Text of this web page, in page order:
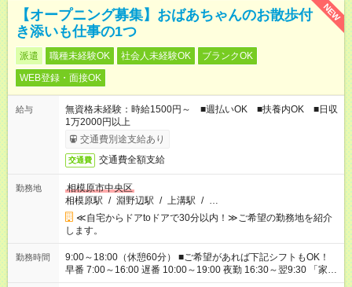
NEW
【オープニング募集】おばあちゃんのお散歩付
き添いも仕事の1つ
派遣 職種未経験OK 社会人未経験OK
ブランクOK
WEB登録・面接OK
給与
無資格未経験：時給1500円～ ■週払いOK ■扶養内OK ■日収
1万2000円以上
交通費別途支給あり
交通費 交通費全額支給
勤務地
相模原市中央区
相模原駅 / 淵野辺駅 / 上溝駅 / …
≪自宅からドアtoドアで30分以内！≫ご希望の勤務地を紹介
します。
勤務時間
9:00～18:00（休憩60分） ■ご希望があれば下記シフトもOK！
早番 7:00～16:00 遅番 10:00～19:00 夜勤 16:30～翌9:30 「家族
と休みを合わせたい」 「余裕を持って夕飯の準備がしたい」